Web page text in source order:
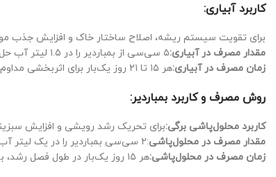
کاربرد آبیاری:
برای تقویت سیستم ریشه، اصلاح ساختار خاک و افزایش جذب
مقدار مصرف در آبیاری:۵ سی‌سی از بمباردیر را در ۱.۵ لیتر آب حل کرده و پای گیاه بریزید.
زمان مصرف در آبیاری:هر ۱۵ تا ۲۱ روز یک‌بار برای اثربخشی مداوم و تقویت تدریجی خاک و ریشه‌ها.
روش مصرف و کاربرد بمباردیر:
کاربرد محلول‌پاشی برگی:برای تحریک رشد رویشی و افزایش
مقدار مصرف در محلول‌پاشی:۲ سی‌سی بمباردیر را در یک لیتر آب حل کرده و روی سطح برگ گیاهان اسپری کنید.
زمان مصرف در محلول‌پاشی:هر ۱۵ روز یک‌بار در طول فصل رشد، به‌ویژه زمانی که گیاه دچار ضعف یا تنش است.